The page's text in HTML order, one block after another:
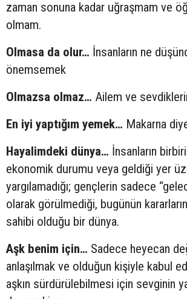
zaman sonuna kadar uğraşmam ve
olmam.
Olmasa da olur… İnsanların ne
önemsemek
Olmazsa olmaz… Ailem ve
En iyi yaptığım yemek… Makarna
Hayalimdeki dünya… İnsanların
ekonomik durumu veya geldiği yer
yargılamadığı; gençlerin sadece
olarak görülmediği, bugünün
sahibi olduğu bir dünya.
Aşk benim için… Sadece heyecan
anlaşılmak ve olduğun kişiyle kabul
aşkın sürdürülebilmesi için sevginin